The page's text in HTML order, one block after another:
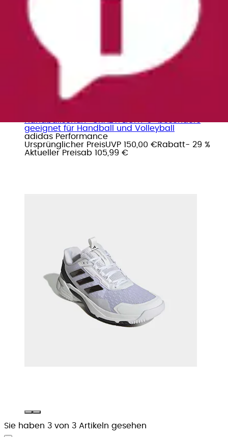
geeignet für Handball und Volleyball
adidas Performance
Ursprünglicher PreisUVP 150,00 €Rabatt- 29 %
Aktueller Preisab 105,99 €
Sie haben 3 von 3 Artikeln gesehen